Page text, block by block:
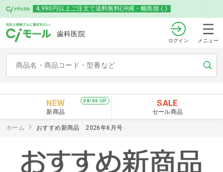
4,990円以上ご注文で送料無料(沖縄・離島除く)
歯科医院
ログイン メニュー
08/06 UP
NEW
新商品
SALE
セール商品
ホーム おすすめ新商品 2026年6月号